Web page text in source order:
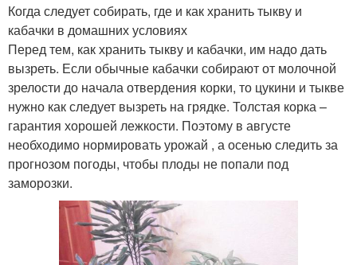
Когда следует собирать, где и как хранить тыкву и
кабачки в домашних условиях
Перед тем, как хранить тыкву и кабачки, им надо дать
вызреть. Если обычные кабачки собирают от молочной
зрелости до начала отвердения корки, то цукини и тыкве
нужно как следует вызреть на грядке. Толстая корка –
гарантия хорошей лежкости. Поэтому в августе
необходимо нормировать урожай , а осенью следить за
прогнозом погоды, чтобы плоды не попали под
заморозки.